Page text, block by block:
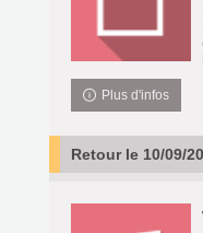
Plus d'infos
Retour le 10/09/